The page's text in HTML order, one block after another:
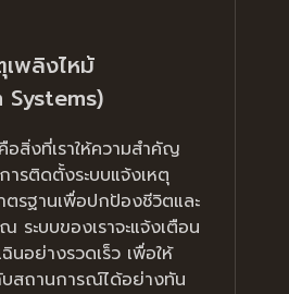
เพลิงไหม้
Systems)
สิ่งที่เราให้ความสำคัญ
ารติดตั้งระบบแจ้งเหตุ
ตรฐานเพื่อปกป้องชีวิตและ
ะบบของเราจะแจ้งเตือน
นอย่างรวดเร็ว เพื่อให้
สถานการณ์ได้อย่างทัน